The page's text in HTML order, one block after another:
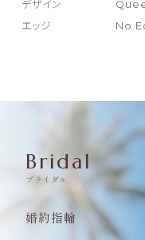
デザイン
エッジ
No
Bridal
ブライダル
婚約指輪